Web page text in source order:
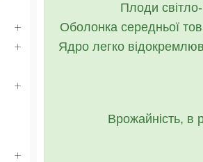
Плоди
Оболонка середньої
Ядро легко
Врожайність, в